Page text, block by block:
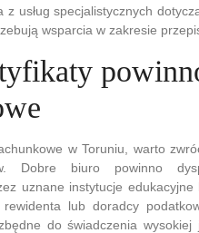
z usług specjalistycznych
wsparcia w zakresie
w Toruniu, warto
Dobre biuro powinno
uznane instytucje
rewidenta lub doradcy
do świadczenia